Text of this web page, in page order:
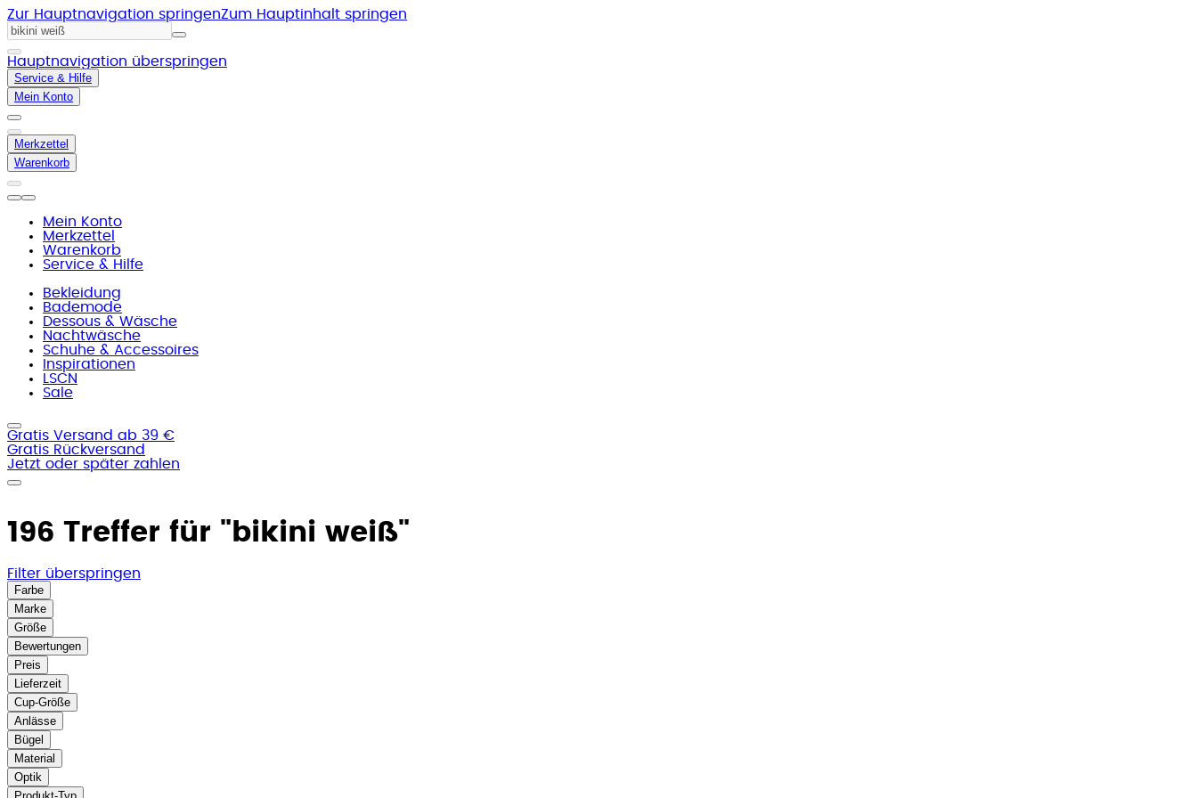
Zur Hauptnavigation springenZum Hauptinhalt springen
Hauptnavigation überspringen
Service & Hilfe
Mein Konto
Merkzettel
Warenkorb
Mein Konto
Merkzettel
Warenkorb
Service & Hilfe
Bekleidung
Bademode
Dessous & Wäsche
Nachtwäsche
Schuhe & Accessoires
Inspirationen
LSCN
Sale
Gratis Versand ab 39 €
Gratis Rückversand
Jetzt oder später zahlen
196 Treffer für "bikini weiß"
Filter überspringen
Farbe
Marke
Größe
Bewertungen
Preis
Lieferzeit
Cup-Größe
Anlässe
Bügel
Material
Optik